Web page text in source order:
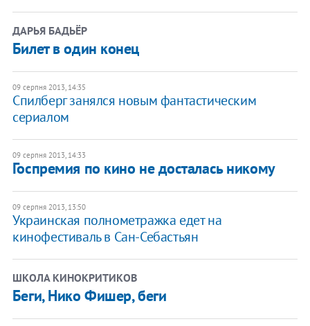
ДАРЬЯ БАДЬЁР
Билет в один конец
09 серпня 2013, 14:35
Спилберг занялся новым фантастическим
сериалом
09 серпня 2013, 14:33
Госпремия по кино не досталась никому
09 серпня 2013, 13:50
Украинская полнометражка едет на
кинофестиваль в Сан-Себастьян
ШКОЛА КИНОКРИТИКОВ
Беги, Нико Фишер, беги